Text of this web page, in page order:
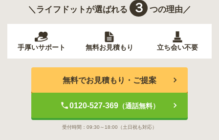
＼ライフドットが選ばれる ３ つの理由／
手厚いサポート 無料お見積もり 立ち会い不要
無料でお見積もり・ご提案
0120-527-369（通話無料）
受付時間： 09:30～18:00 （土日祝も対応）